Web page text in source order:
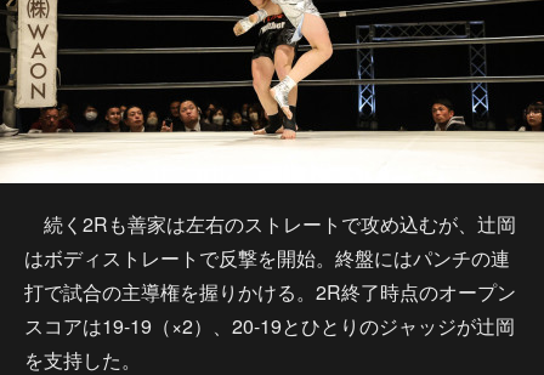
続く2Rも善家は左右のストレートで攻め込むが、辻岡
はボディストレートで反撃を開始。終盤にはパンチの連
打で試合の主導権を握りかける。2R終了時点のオープン
スコアは19-19（×2）、20-19とひとりのジャッジが辻岡
を支持した。